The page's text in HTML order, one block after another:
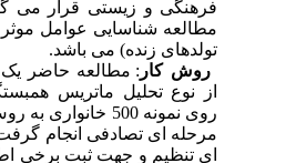
فرهنگی و زیستی قرار می
مطالعه شناسایی عوامل موثر
تولدهای زنده) می باشد.
روش کار : مطالعه حاضر
از نوع تحلیل ماتریس
روی نمونه 500
مرحله ای تصادفی انجام
ای تنظیم و جهت ثبت برخی